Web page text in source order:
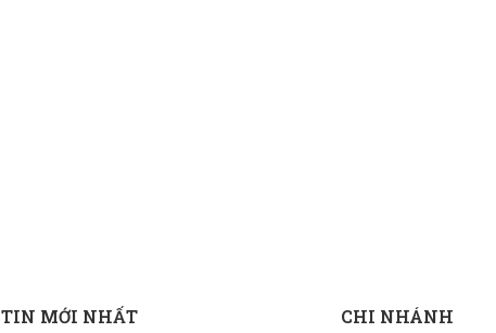
TIN MỚI NHẤT CHI NHÁNH